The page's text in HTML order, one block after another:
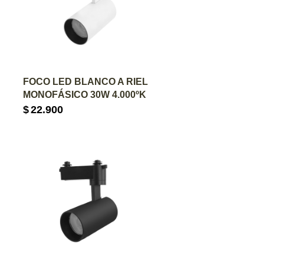
AGREGAR AL CARRITO
FOCO LED BLANCO A RIEL
MONOFÁSICO 30W 4.000ºK
$22.900